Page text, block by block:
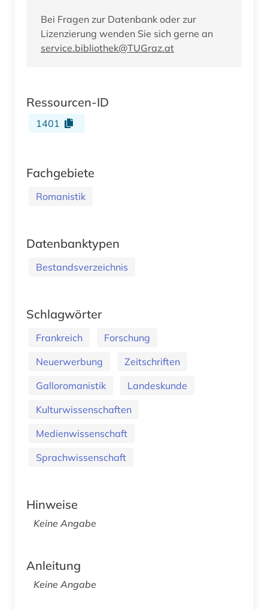
Bei Fragen zur Datenbank oder zur
Lizenzierung wenden Sie sich gerne an
service.bibliothek@TUGraz.at
Ressourcen-ID
1401
Fachgebiete
Romanistik
Datenbanktypen
Bestandsverzeichnis
Schlagwörter
Frankreich
Forschung
Neuerwerbung
Zeitschriften
Galloromanistik
Landeskunde
Kulturwissenschaften
Medienwissenschaft
Sprachwissenschaft
Hinweise
Keine Angabe
Anleitung
Keine Angabe